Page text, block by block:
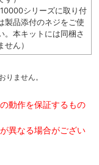
シリーズに取り付
製品添付のネジをご使
。本キットには同梱さ
せん）
りません。
動作を保証するもの
異なる場合がござい